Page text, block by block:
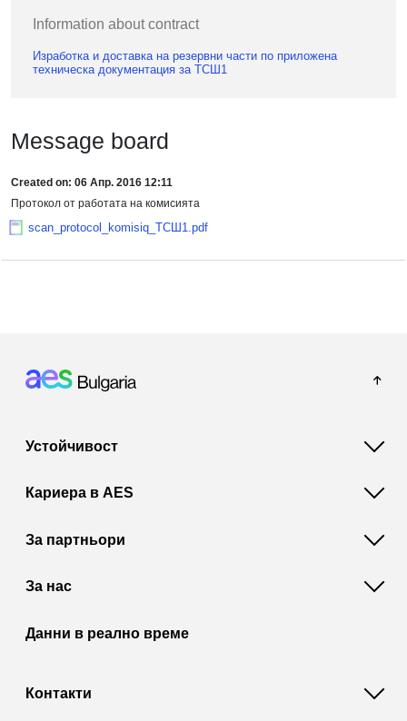
Information about contract
Изработка и доставка на резервни части по приложена
техническа документация за ТСШ1
Message board
Created on: 06 Апр. 2016 12:11
Протокол от работата на комисията
scan_protocol_komisiq_ТСШ1.pdf
Footer: Bulgaria
Устойчивост
Кариера в AES
За партньори
За нас
Данни в реално време
Контакти